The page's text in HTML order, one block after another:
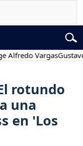
VargasGustavo
rotundo
una
en 'Los